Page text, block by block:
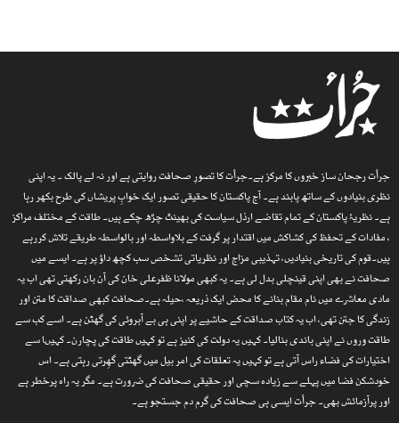
جرأت رجحان ساز خبروں کا مرکز ہے۔جرأت کا تصورِ صحافت روایتی ہے اور نہ لے پالک ۔ یہ اپنی
نظری بنیادوں کے ساتھ پابند ہے۔ آج پاکستان کا حقیقی تصور ایک خوابِ پریشاں کی طرح بکھر رہا
ہے۔ نظریۂ پاکستان کے تمام تقاضے ارذل سیاست کی بھینٹ چڑھ چکے ہیں۔ طاقت کے مختلف مراکز
، مفادات کے تحفظ کی کشاکش میں اقتدار پر گرفت کے بلاواسطہ اور بالواسطہ طریقے تلاش کررہے
ہیں۔قوم کی تاریخی بنیادیں، تہذیبی مزاج اور نظریاتی تشخص سب کچھ داؤ پر ہے۔ ایسے میں
صحافت نے بھی اپنی قینچلی بدل لی ہے۔ یہ کبھی مولانا ظفرعلی خان کی آن بان رکھتی تھی اب یہ
مادی معاشرے میں نام مقام بنانے کا محض ایک ذریعہ ،حیلہ ہے۔صحافت کبھی صداقت کا متن اور
زندگی کا جتن تھی، اب یہ کتاب صداقت کے حاشیے پر اپنی ہی بے آبروئی کی گھٹن ہے۔ اسے کب سے
طاقت وروں نے اپنی باندی بنالیا۔ کہیں یہ دولت کی کنیز ہے تو کہیں طاقت کی پچارن۔ کہیںا سے
اختیارات کی فضاء راس آتی ہے تو کہیں یہ تعلقات کی امر بیل میں گھٹتی گھِرتی رہتی ہے۔ اس
خودشکن فضا میں پہلے سے زیادہ سچی اور حقیقی صحافت کی ضرورت ہے۔ مگر یہ راہ پرخطر ہے
اور پرآزمائش بھی۔ جرأت ایسی ہی صحافت کی گرم دم جستجو ہے۔